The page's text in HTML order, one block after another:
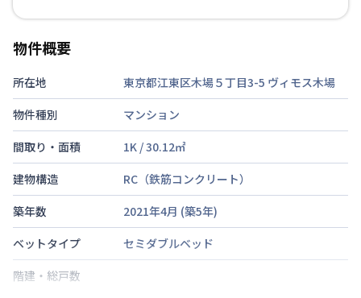
物件概要
所在地 東京都江東区木場５丁目3-5 ヴィモス木場
物件種別
マンション
間取り・面積
1K /30.12㎡
建物構造
RC（鉄筋コンクリート）
築年数
2021年4月 (築5年)
ベットタイプ
セミダブルベッド
階建・総戸数